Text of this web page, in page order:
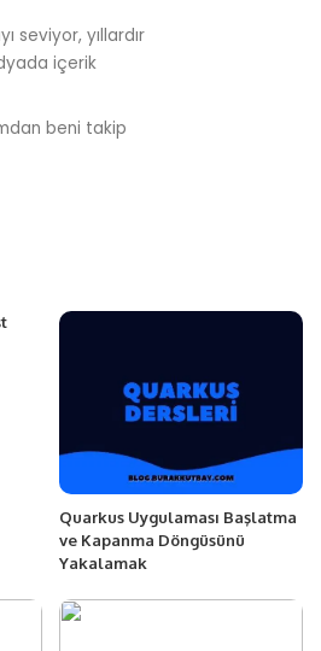
seviyor, yıllardır
içerik
beni takip
Quarkus Uygulaması Başlatma
ve Kapanma Döngüsünü
Yakalamak